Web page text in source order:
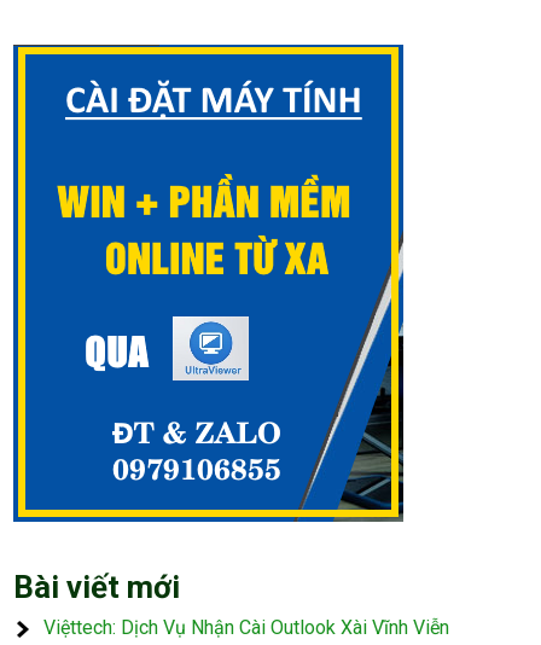
Bài viết mới
Việttech: Dịch Vụ Nhận Cài Outlook Xài Vĩnh Viễn